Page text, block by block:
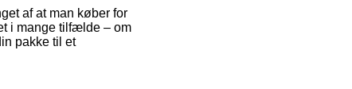
af at man køber for
i mange tilfælde – om
pakke til et